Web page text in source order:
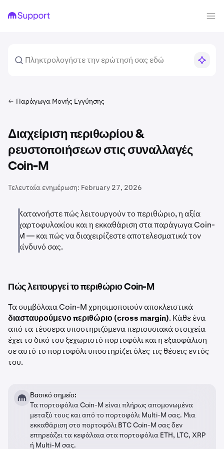
Παράγωγα Μονής Εγγύησης
Διαχείριση περιθωρίου &
ρευστοποιήσεων στις συναλλαγές
Coin-M
Τελευταία ενημέρωση: February 27, 2026
Κατανοήστε πώς λειτουργούν το περιθώριο, η αξία
χαρτοφυλακίου και η εκκαθάριση στα παράγωγα Coin-
M — και πώς να διαχειρίζεστε αποτελεσματικά τον
κίνδυνό σας.
Πώς λειτουργεί το περιθώριο Coin-M
Τα συμβόλαια Coin-M χρησιμοποιούν αποκλειστικά
διασταυρούμενο περιθώριο (cross margin). Κάθε ένα
από τα τέσσερα υποστηριζόμενα περιουσιακά στοιχεία
έχει το δικό του ξεχωριστό πορτοφόλι και η εξασφάλιση
σε αυτό το πορτοφόλι υποστηρίζει όλες τις θέσεις εντός
του.
Βασικό σημείο:
Τα πορτοφόλια Coin-M είναι πλήρως απομονωμένα
μεταξύ τους και από το πορτοφόλι Multi-M σας. Μια
εκκαθάριση στο πορτοφόλι BTC Coin-M σας δεν
επηρεάζει τα κεφάλαια στα πορτοφόλια ETH, LTC, XRP
ή Multi-M σας.